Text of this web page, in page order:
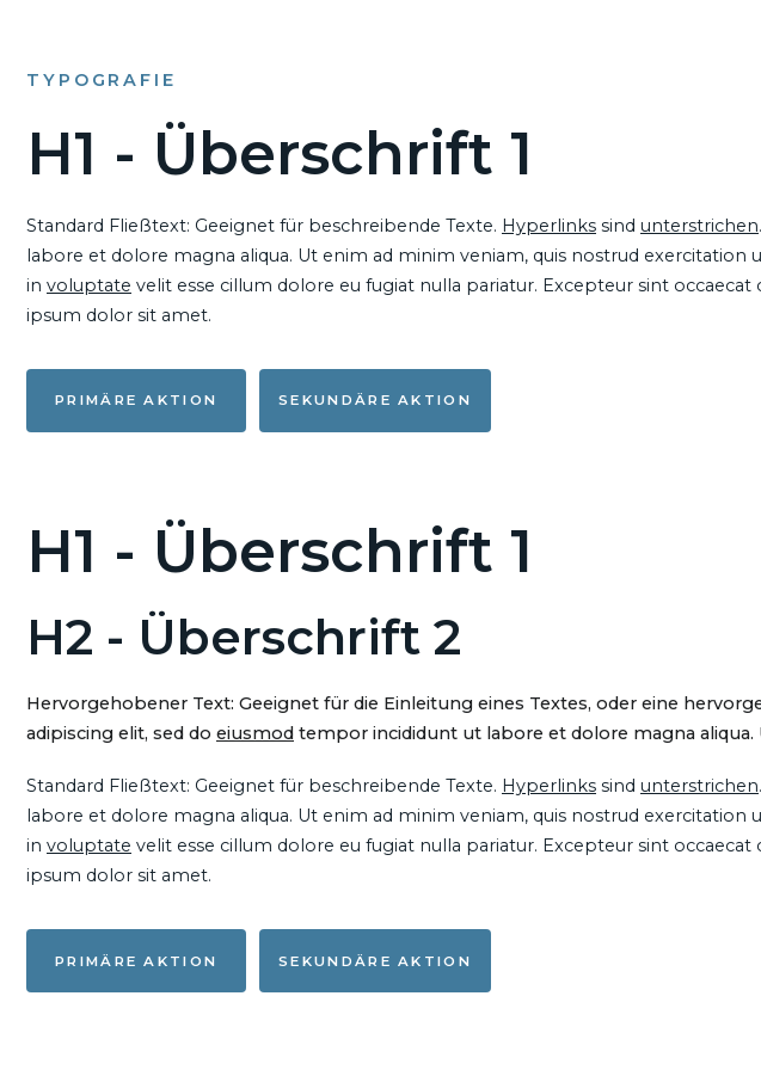
TYPOGRAFIE
H1 - Überschrift 1
Standard Fließtext: Geeignet für beschreibende Texte. Hyperlinks sind unterstrichen
labore et dolore magna aliqua. Ut enim ad minim veniam, quis nostrud
in voluptate velit esse cillum dolore eu fugiat nulla pariatur. Excepteur sint
ipsum dolor sit amet.
PRIMÄRE AKTION SEKUNDÄRE AKTION
H1 - Überschrift 1
H2 - Überschrift 2
Hervorgehobener Text: Geeignet für die Einleitung eines Textes, oder eine
adipiscing elit, sed do eiusmod tempor incididunt ut labore et dolore magna
Standard Fließtext: Geeignet für beschreibende Texte. Hyperlinks sind unterstrichen
labore et dolore magna aliqua. Ut enim ad minim veniam, quis nostrud
in voluptate velit esse cillum dolore eu fugiat nulla pariatur. Excepteur sint
ipsum dolor sit amet.
PRIMÄRE AKTION SEKUNDÄRE AKTION